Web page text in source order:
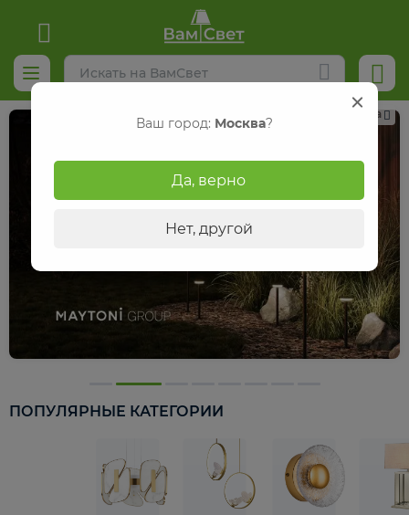
Реклама
ПОПУЛЯРНЫЕ КАТЕГОРИИ
Ваш город: Москва?
Да, верно
Нет, другой